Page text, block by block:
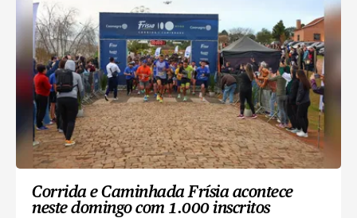
Corrida e Caminhada Frísia acontece
neste domingo com 1.000 inscritos